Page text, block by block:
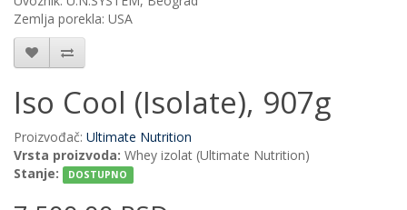
Zemlja porekla: USA
Iso Cool (Isolate), 907g
Proizvođač: Ultimate Nutrition
Vrsta proizvoda: Whey izolat (Ultimate Nutrition)
Stanje:
DOSTUPNO